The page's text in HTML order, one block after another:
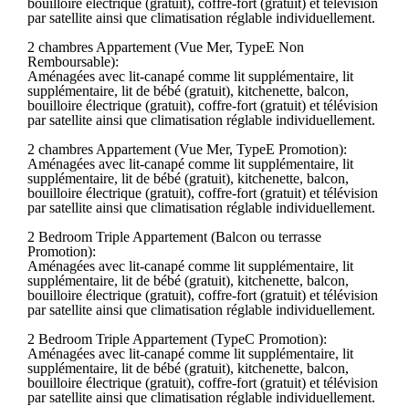
par satellite ainsi que climatisation réglable individuellement.
2 chambres Appartement (Vue Mer, TypeE Non
Remboursable):
Aménagées avec lit-canapé comme lit supplémentaire, lit
supplémentaire, lit de bébé (gratuit), kitchenette, balcon,
bouilloire électrique (gratuit), coffre-fort (gratuit) et télévision
par satellite ainsi que climatisation réglable individuellement.
2 chambres Appartement (Vue Mer, TypeE Promotion):
Aménagées avec lit-canapé comme lit supplémentaire, lit
supplémentaire, lit de bébé (gratuit), kitchenette, balcon,
bouilloire électrique (gratuit), coffre-fort (gratuit) et télévision
par satellite ainsi que climatisation réglable individuellement.
2 Bedroom Triple Appartement (Balcon ou terrasse
Promotion):
Aménagées avec lit-canapé comme lit supplémentaire, lit
supplémentaire, lit de bébé (gratuit), kitchenette, balcon,
bouilloire électrique (gratuit), coffre-fort (gratuit) et télévision
par satellite ainsi que climatisation réglable individuellement.
2 Bedroom Triple Appartement (TypeC Promotion):
Aménagées avec lit-canapé comme lit supplémentaire, lit
supplémentaire, lit de bébé (gratuit), kitchenette, balcon,
bouilloire électrique (gratuit), coffre-fort (gratuit) et télévision
par satellite ainsi que climatisation réglable individuellement.